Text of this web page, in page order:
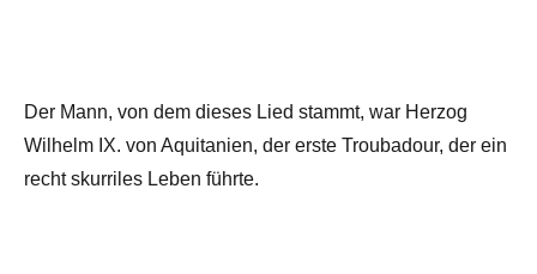
Der Mann, von dem dieses Lied stammt, war Herzog
Wilhelm IX. von Aquitanien, der erste Troubadour, der ein
recht skurriles Leben führte.